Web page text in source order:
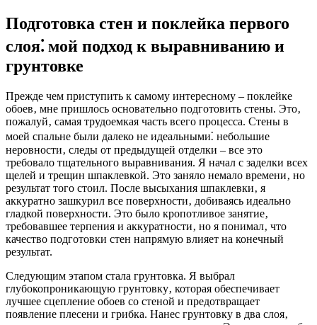
Подготовка стен и поклейка первого
слоя⁚ мой подход к выравниванию и
грунтовке
Прежде чем приступить к самому интересному – поклейке
обоев‚ мне пришлось основательно подготовить стены. Это‚
пожалуй‚ самая трудоемкая часть всего процесса. Стены в
моей спальне были далеко не идеальными⁚ небольшие
неровности‚ следы от предыдущей отделки – все это
требовало тщательного выравнивания. Я начал с заделки всех
щелей и трещин шпаклевкой. Это заняло немало времени‚ но
результат того стоил. После высыхания шпаклевки‚ я
аккуратно зашкурил все поверхности‚ добиваясь идеально
гладкой поверхности. Это было кропотливое занятие‚
требовавшее терпения и аккуратности‚ но я понимал‚ что
качество подготовки стен напрямую влияет на конечный
результат.
Следующим этапом стала грунтовка. Я выбрал
глубокопроникающую грунтовку‚ которая обеспечивает
лучшее сцепление обоев со стеной и предотвращает
появление плесени и грибка. Нанес грунтовку в два слоя‚